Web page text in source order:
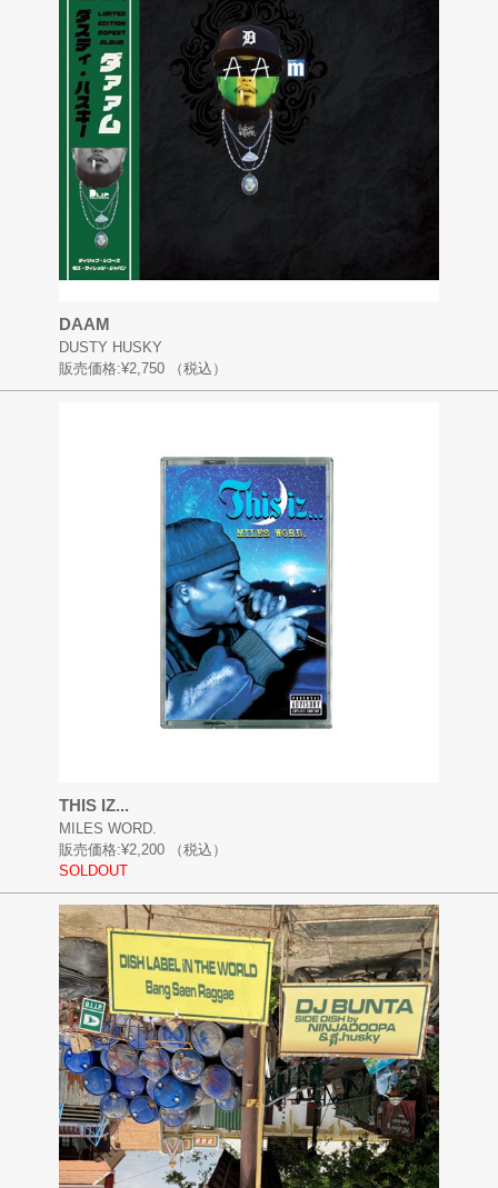
DAAM
DUSTY HUSKY
販売価格:¥2,750 （税込）
THIS IZ...
MILES WORD.
販売価格:¥2,200
（税込）
SOLDOUT